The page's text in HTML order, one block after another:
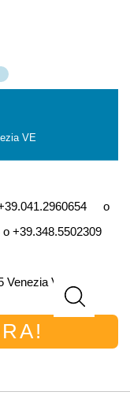
VE
o
+39.348.5502309
VE